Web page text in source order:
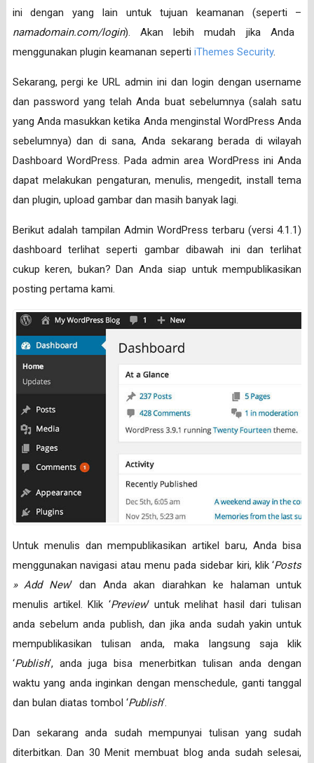
ini dengan yang lain untuk tujuan keamanan (seperti –
namadomain.com/login). Akan lebih mudah jika Anda
menggunakan plugin keamanan seperti iThemes Security.
Sekarang, pergi ke URL admin ini dan login dengan username
dan password yang telah Anda buat sebelumnya (salah satu
yang Anda masukkan ketika Anda menginstal WordPress Anda
sebelumnya) dan di sana, Anda sekarang berada di wilayah
Dashboard WordPress. Pada admin area WordPress ini Anda
dapat melakukan pengaturan, menulis, mengedit, install tema
dan plugin, upload gambar dan masih banyak lagi.
Berikut adalah tampilan Admin WordPress terbaru (versi 4.1.1)
dashboard terlihat seperti gambar dibawah ini dan terlihat
cukup keren, bukan? Dan Anda siap untuk mempublikasikan
posting pertama kami.
Untuk menulis dan mempublikasikan artikel baru, Anda bisa
menggunakan navigasi atau menu pada sidebar kiri, klik ‘Posts
» Add New‘ dan Anda akan diarahkan ke halaman untuk
menulis artikel. Klik ‘Preview‘ untuk melihat hasil dari tulisan
anda sebelum anda publish, dan jika anda sudah yakin untuk
mempublikasikan tulisan anda, maka langsung saja klik
‘Publish‘, anda juga bisa menerbitkan tulisan anda dengan
waktu yang anda inginkan dengan menschedule, ganti tanggal
dan bulan diatas tombol ‘Publish‘.
Dan sekarang anda sudah mempunyai tulisan yang sudah
diterbitkan. Dan 30 Menit membuat blog anda sudah selesai,